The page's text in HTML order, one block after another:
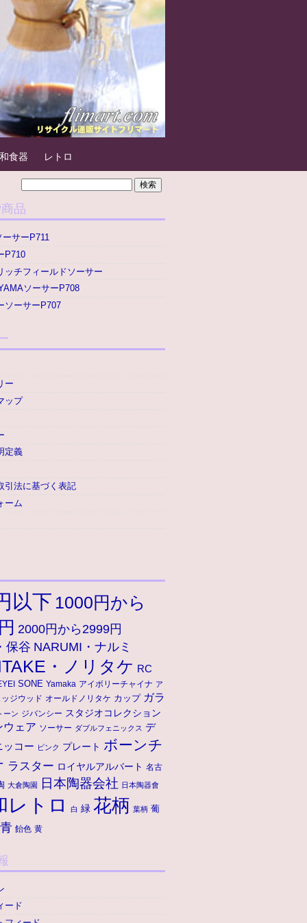
和食器 レトロ
品
ーサーP711
P710
ッチフィールドソーサー
ソーサーP708
ソーサーP707
ー
ップ
定義
引法に基づく表記
ーム
以下 1000円から
2000円から2999円
保谷 NARUMI・ナルミ
・ノリタケ RC
SONE Yamaka アイボリーチャイナ ア
ッジウッド オールドノリタケ カップ ガラ
ーン ジバンシー スタジオコレクション
ウェア ソーサー ダブルフェニックス デ
ッコー ピンク プレート ボーンチ
ラスター ロイヤルアルバート 名古
大倉陶園 日本陶器会社 日本陶器會
レトロ 白 緑 花柄 葉柄 葡
青 飴色 黄
ード